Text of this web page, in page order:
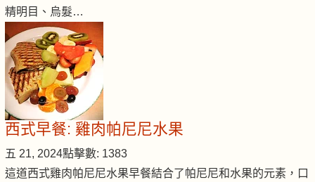
精明目、烏髮…
西式早餐: 雞肉帕尼尼水果
五 21, 2024點擊數: 1383
這道西式雞肉帕尼尼水果早餐結合了帕尼尼和水果的元素，口